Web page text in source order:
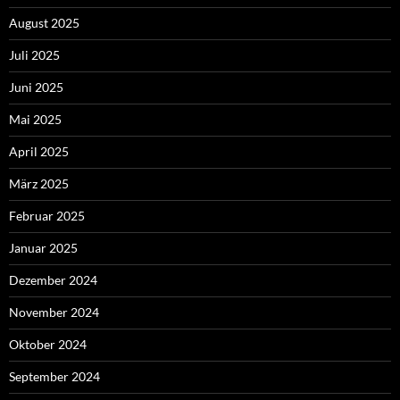
August 2025
Juli 2025
Juni 2025
Mai 2025
April 2025
März 2025
Februar 2025
Januar 2025
Dezember 2024
November 2024
Oktober 2024
September 2024